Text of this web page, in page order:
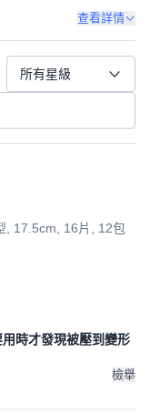
查看詳情
所有星級
, 17.5cm, 16片, 12包
時才發現被壓到變形
檢舉